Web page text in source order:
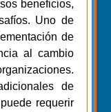
beneficios,
Uno de
de
al cambio
de
requerir